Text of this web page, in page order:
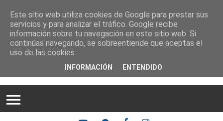
Este sitio web utiliza cookies de Google para prestar sus
servicios y para analizar el tráfico. Google recibe
información sobre tu navegación en este sitio web. Si
continúas navegando, se sobreentiende que aceptas el
uso de las cookies.
INFORMACIÓN ENTENDIDO